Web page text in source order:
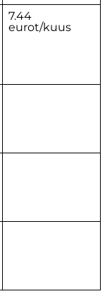
7.44
eurot/kuus